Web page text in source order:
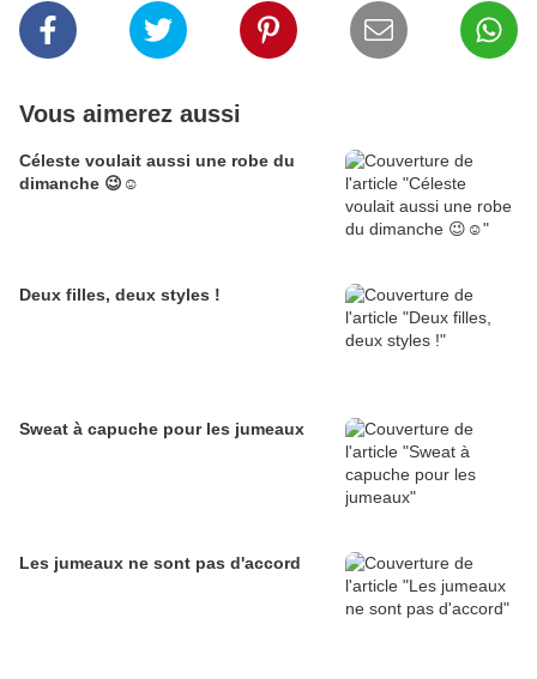
Vous aimerez aussi
Céleste voulait aussi une robe du
dimanche 😉☺️
Deux filles, deux styles !
Sweat à capuche pour les jumeaux
Les jumeaux ne sont pas d'accord